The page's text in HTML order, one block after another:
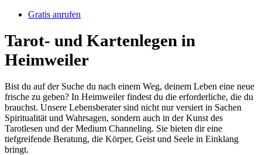
Gratis anrufen
Tarot- und Kartenlegen in
Heimweiler
Bist du auf der Suche du nach einem Weg, deinem Leben eine neue
frische zu geben? In Heimweiler findest du die erforderliche, die du
brauchst. Unsere Lebensberater sind nicht nur versiert in Sachen
Spiritualität und Wahrsagen, sondern auch in der Kunst des
Tarotlesen und der Medium Channeling. Sie bieten dir eine
tiefgreifende Beratung, die Körper, Geist und Seele in Einklang
bringt.